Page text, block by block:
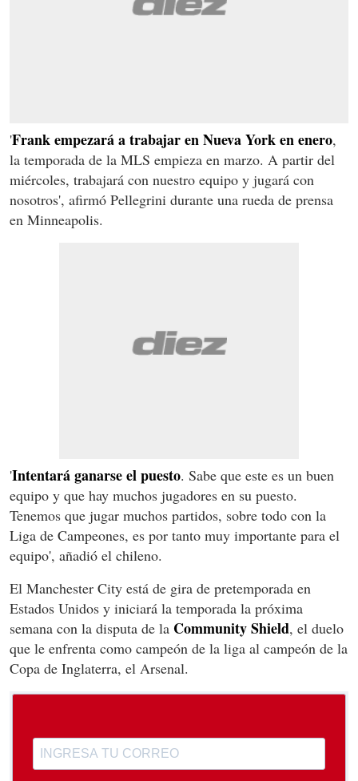
'Frank empezará a trabajar en Nueva York en enero,
la temporada de la MLS empieza en marzo. A partir del
miércoles, trabajará con nuestro equipo y jugará con
nosotros', afirmó Pellegrini durante una rueda de prensa
en Minneapolis.
'Intentará ganarse el puesto. Sabe que este es un buen
equipo y que hay muchos jugadores en su puesto.
Tenemos que jugar muchos partidos, sobre todo con la
Liga de Campeones, es por tanto muy importante para el
equipo', añadió el chileno.
El Manchester City está de gira de pretemporada en
Estados Unidos y iniciará la temporada la próxima
semana con la disputa de la Community Shield, el duelo
que le enfrenta como campeón de la liga al campeón de la
Copa de Inglaterra, el Arsenal.